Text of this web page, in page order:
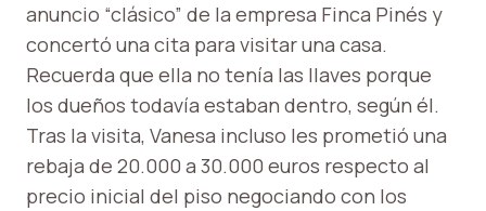
anuncio “clásico” de la empresa Finca Pinés y
concertó una cita para visitar una casa.
Recuerda que ella no tenía las llaves porque
los dueños todavía estaban dentro, según él.
Tras la visita, Vanesa incluso les prometió una
rebaja de 20.000 a 30.000 euros respecto al
precio inicial del piso negociando con los